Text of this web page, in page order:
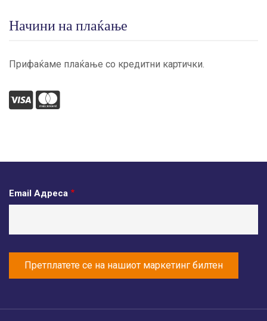
Начини на плаќање
Прифаќаме плаќање со кредитни картички.
visamastercard
Email Адреса